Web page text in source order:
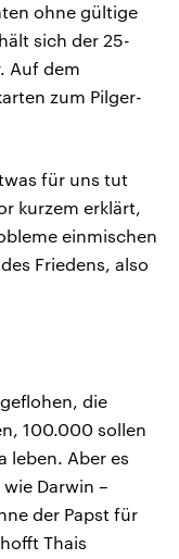
ohne gültige
sich der 25-
Auf dem
zum Pilger-
für uns tut
kurzem erklärt,
einmischen
Friedens, also
die
100.000 sollen
leben. Aber es
Darwin –
der Papst für
Thais